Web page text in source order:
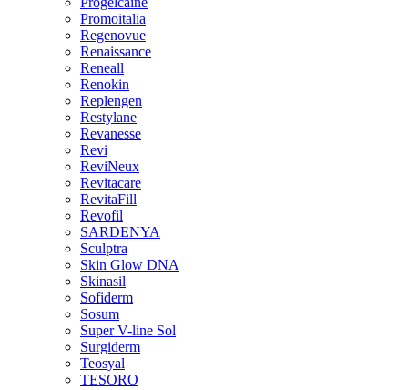
Promoitalia
Regenovue
Renaissance
Reneall
Renokin
Replengen
Restylane
Revanesse
Revi
ReviNeux
Revitacare
RevitaFill
Revofil
SARDENYA
Sculptra
Skin Glow DNA
Skinasil
Sofiderm
Sosum
Super V-line Sol
Surgiderm
Teosyal
TESORO